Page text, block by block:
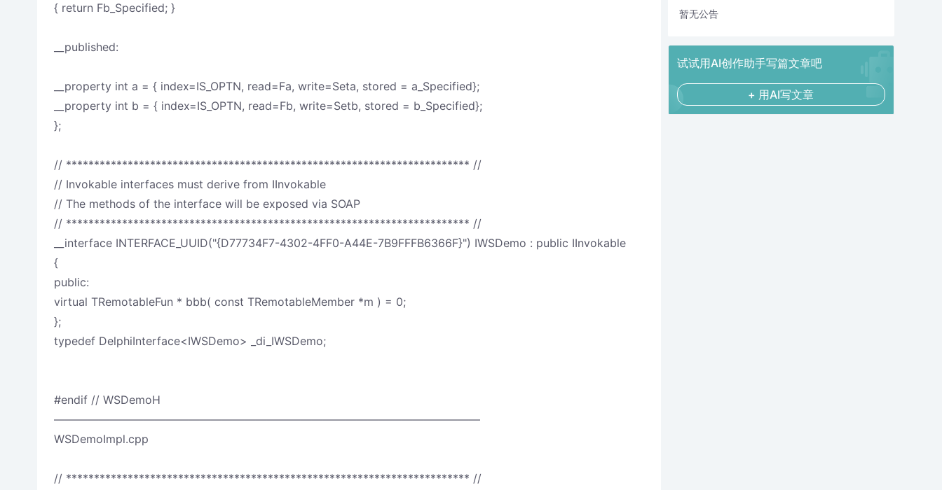
{ return Fb_Specified; }
__published:
__property int a = { index=IS_OPTN, read=Fa, write=Seta, stored = a_Specified};
__property int b = { index=IS_OPTN, read=Fb, write=Setb, stored = b_Specified};
};
// ************************************************************************ //
// Invokable interfaces must derive from IInvokable
// The methods of the interface will be exposed via SOAP
// ************************************************************************ //
__interface INTERFACE_UUID("{D77734F7-4302-4FF0-A44E-7B9FFFB6366F}") IWSDemo : public IInvokable
{
public:
virtual TRemotableFun * bbb( const TRemotableMember *m ) = 0;
};
typedef DelphiInterface<IWSDemo> _di_IWSDemo;
#endif // WSDemoH
——————————————————————————————————————
WSDemoImpl.cpp
// ************************************************************************ //
暂无公告
试试用AI创作助手写篇文章吧
+ 用AI写文章